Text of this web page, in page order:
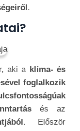
.
aki a klíma- és
foglalkozik
és az
. Először